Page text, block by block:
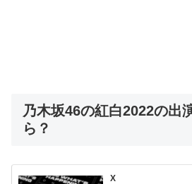
乃木坂46の紅白2022の出
ら？
X